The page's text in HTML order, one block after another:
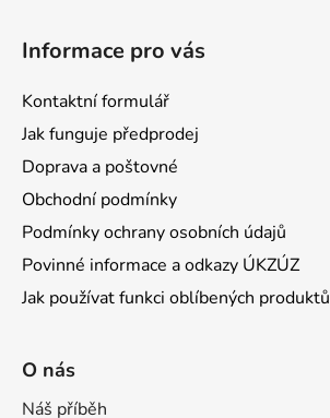
Informace pro vás
Kontaktní formulář
Jak funguje předprodej
Doprava a poštovné
Obchodní podmínky
Podmínky ochrany osobních údajů
Povinné informace a odkazy ÚKZÚZ
Jak používat funkci oblíbených produktů
O nás
Náš příběh